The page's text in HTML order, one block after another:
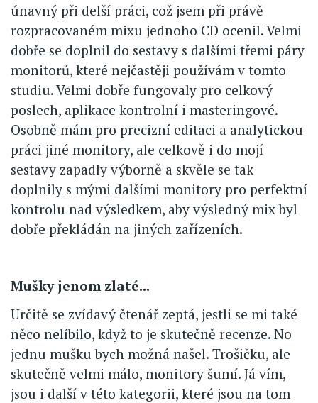
únavný při delší práci, což jsem při právě
rozpracovaném mixu jednoho CD ocenil. Velmi
dobře se doplnil do sestavy s dalšími třemi páry
monitorů, které nejčastěji používám v tomto
studiu. Velmi dobře fungovaly pro celkový
poslech, aplikace kontrolní i masteringové.
Osobně mám pro precizní editaci a analytickou
práci jiné monitory, ale celkově i do mojí
sestavy zapadly výborně a skvěle se tak
doplnily s mými dalšími monitory pro perfektní
kontrolu nad výsledkem, aby výsledný mix byl
dobře překládán na jiných zařízeních.
Mušky jenom zlaté...
Určitě se zvídavý čtenář zeptá, jestli se mi také
něco nelíbilo, když to je skutečně recenze. No
jednu mušku bych možná našel. Trošičku, ale
skutečně velmi málo, monitory šumí. Já vím,
jsou i další v této kategorii, které jsou na tom